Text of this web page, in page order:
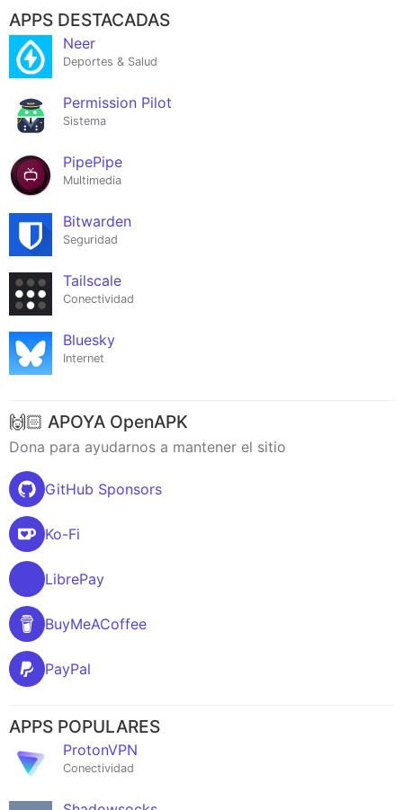
APPS DESTACADAS
Neer
Deportes & Salud
Permission Pilot
Sistema
PipePipe
Multimedia
Bitwarden
Seguridad
Tailscale
Conectividad
Bluesky
Internet
🙌🏻 APOYA OpenAPK
Dona para ayudarnos a mantener el sitio
GitHub Sponsors
Ko-Fi
LibrePay
BuyMeACoffee
PayPal
APPS POPULARES
ProtonVPN
Conectividad